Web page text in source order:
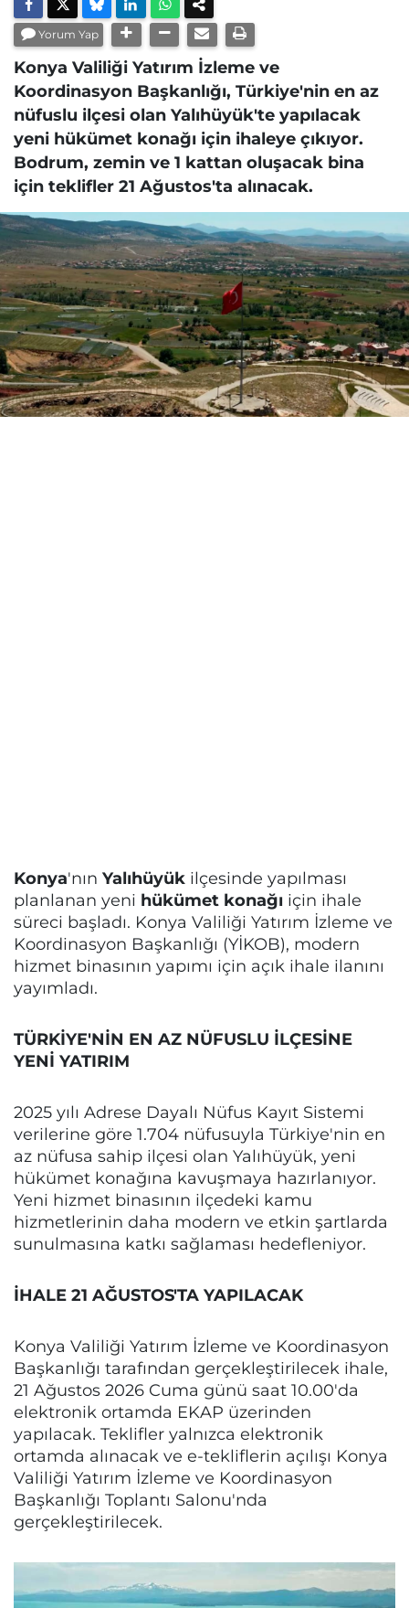
Yorum Yap
Konya Valiliği Yatırım İzleme ve
Koordinasyon Başkanlığı, Türkiye'nin en az
nüfuslu ilçesi olan Yalıhüyük'te yapılacak
yeni hükümet konağı için ihaleye çıkıyor.
Bodrum, zemin ve 1 kattan oluşacak bina
için teklifler 21 Ağustos'ta alınacak.
Konya'nın Yalıhüyük ilçesinde yapılması
planlanan yeni hükümet konağı için ihale
süreci başladı. Konya Valiliği Yatırım İzleme ve
Koordinasyon Başkanlığı (YİKOB), modern
hizmet binasının yapımı için açık ihale ilanını
yayımladı.
TÜRKİYE'NİN EN AZ NÜFUSLU İLÇESİNE
YENİ YATIRIM
2025 yılı Adrese Dayalı Nüfus Kayıt Sistemi
verilerine göre 1.704 nüfusuyla Türkiye'nin en
az nüfusa sahip ilçesi olan Yalıhüyük, yeni
hükümet konağına kavuşmaya hazırlanıyor.
Yeni hizmet binasının ilçedeki kamu
hizmetlerinin daha modern ve etkin şartlarda
sunulmasına katkı sağlaması hedefleniyor.
İHALE 21 AĞUSTOS'TA YAPILACAK
Konya Valiliği Yatırım İzleme ve Koordinasyon
Başkanlığı tarafından gerçekleştirilecek ihale,
21 Ağustos 2026 Cuma günü saat 10.00'da
elektronik ortamda EKAP üzerinden
yapılacak. Teklifler yalnızca elektronik
ortamda alınacak ve e-tekliflerin açılışı Konya
Valiliği Yatırım İzleme ve Koordinasyon
Başkanlığı Toplantı Salonu'nda
gerçekleştirilecek.